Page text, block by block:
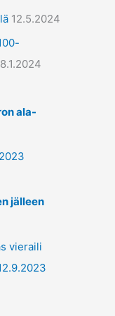
12.5.2024
ala-
jälleen
vieraili